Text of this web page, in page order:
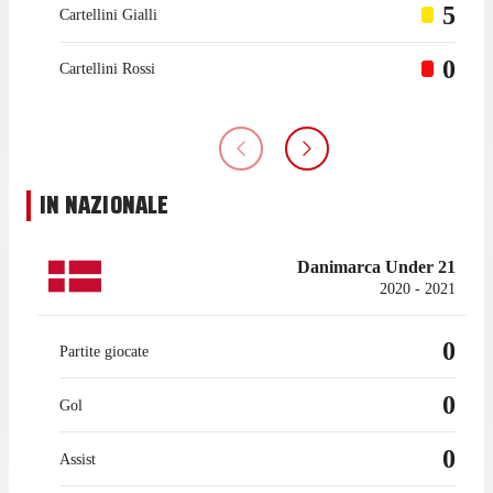
Cartellini Gialli 5
Cartellini Rossi 0
IN NAZIONALE
Danimarca Under 21
2020 - 2021
Partite giocate 0
Gol 0
Assist 0